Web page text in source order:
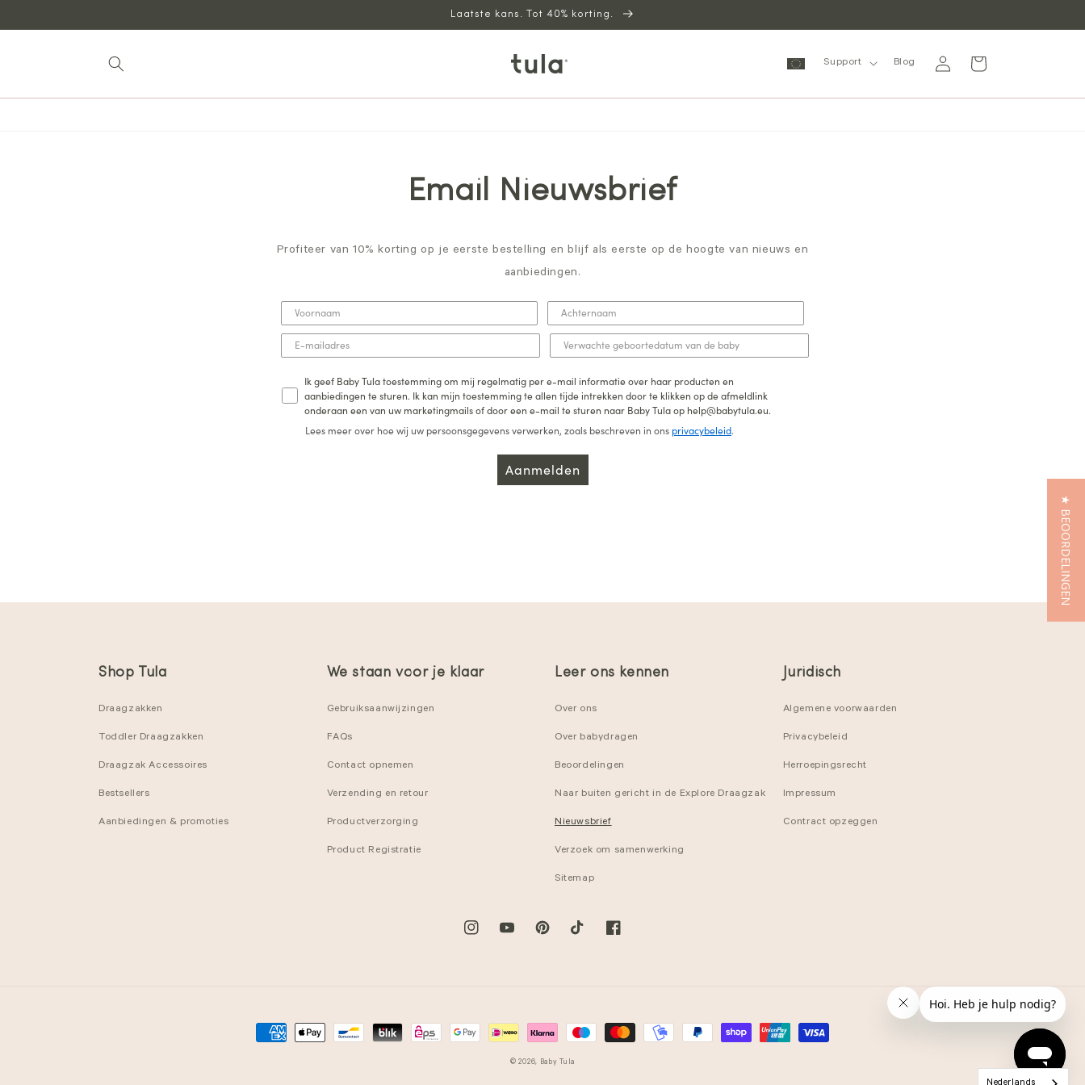
Laatste kans. Tot 40% korting.
Support Blog InloggenWinkelwagen
Email Nieuwsbrief
Profiteer van 10% korting op je eerste bestelling en blijf als eerste op de hoogte van nieuws en
aanbiedingen.
Ik geef Baby Tula toestemming om mij regelmatig per e-mail informatie over haar producten en
aanbiedingen te sturen. Ik kan mijn toestemming te allen tijde intrekken door te klikken op de afmeldlink
onderaan een van uw marketingmails of door een e-mail te sturen naar Baby Tula op help@babytula.eu.
Lees meer over hoe wij uw persoonsgegevens verwerken, zoals beschreven in ons privacybeleid.
Aanmelden
Shop Tula
Draagzakken
Toddler Draagzakken
Draagzak Accessoires
Bestsellers
Aanbiedingen & promoties
We staan voor je klaar
Gebruiksaanwijzingen
FAQs
Contact opnemen
Verzending en retour
Productverzorging
Product Registratie
Leer ons kennen
Over ons
Over babydragen
Beoordelingen
Naar buiten gericht in de Explore Draagzak
Nieuwsbrief
Verzoek om samenwerking
Sitemap
Juridisch
Algemene voorwaarden
Privacybeleid
Herroepingsrecht
Impressum
Contract opzeggen
InstagramYouTubePinterestTikTok Facebook
Betaalmethoden
© 2026, Baby Tula
★ BEOORDELINGEN